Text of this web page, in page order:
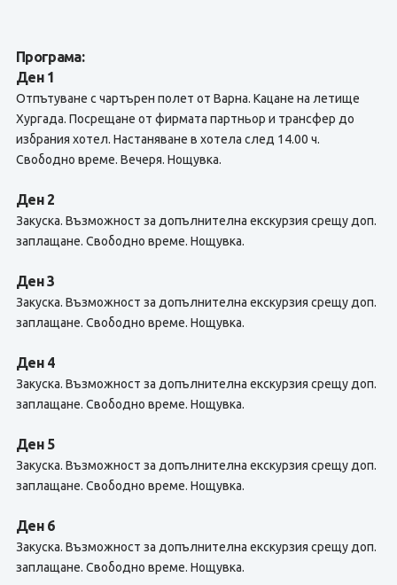
Програма:
Ден 1
Отпътуване с чартърен полет от Варна. Кацане на летище
Хургада. Посрещане от фирмата партньор и трансфер до
избрания хотел. Настаняване в хотела след 14.00 ч.
Свободно време. Вечеря. Нощувка.
Ден 2
Закуска. Възможност за допълнителна екскурзия срещу доп.
заплащане. Свободно време. Нощувка.
Ден 3
Закуска. Възможност за допълнителна екскурзия срещу доп.
заплащане. Свободно време. Нощувка.
Ден 4
Закуска. Възможност за допълнителна екскурзия срещу доп.
заплащане. Свободно време. Нощувка.
Ден 5
Закуска. Възможност за допълнителна екскурзия срещу доп.
заплащане. Свободно време. Нощувка.
Ден 6
Закуска. Възможност за допълнителна екскурзия срещу доп.
заплащане. Свободно време. Нощувка.